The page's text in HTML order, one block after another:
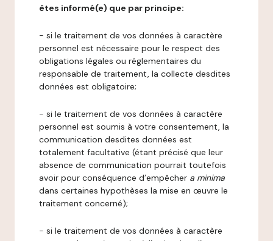
êtes informé(e) que par principe:
- si le traitement de vos données à caractère
personnel est nécessaire pour le respect des
obligations légales ou réglementaires du
responsable de traitement, la collecte desdites
données est obligatoire;
- si le traitement de vos données à caractère
personnel est soumis à votre consentement, la
communication desdites données est
totalement facultative (étant précisé que leur
absence de communication pourrait toutefois
avoir pour conséquence d’empêcher a minima
dans certaines hypothèses la mise en œuvre le
traitement concerné);
- si le traitement de vos données à caractère